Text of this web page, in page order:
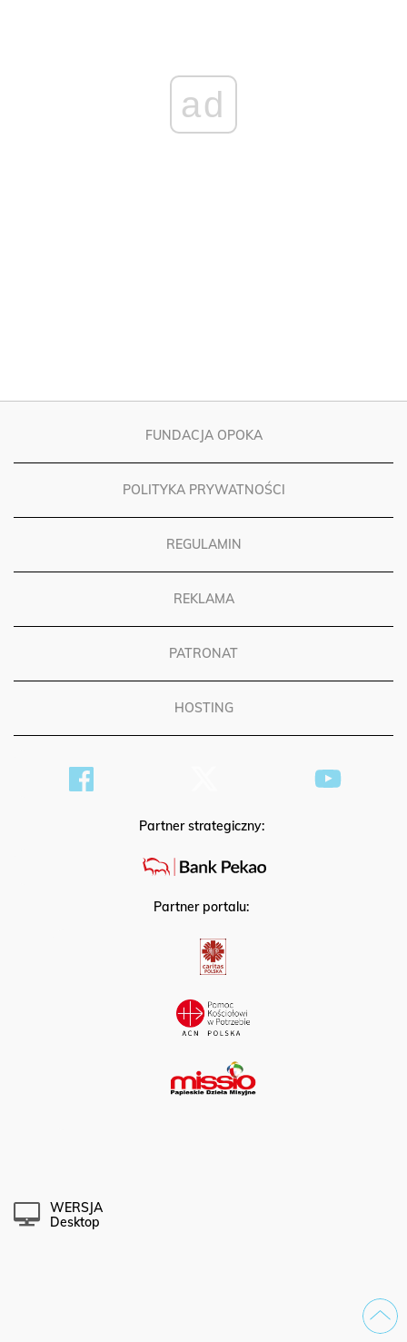
ad
FUNDACJA OPOKA
POLITYKA PRYWATNOŚCI
REGULAMIN
REKLAMA
PATRONAT
HOSTING
Partner strategiczny:
Partner portalu:
WERSJA
Desktop